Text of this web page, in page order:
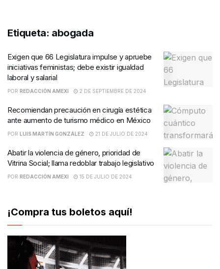
Etiqueta: abogada
Exigen que 66 Legislatura impulse y apruebe
iniciativas feministas; debe existir igualdad
laboral y salarial
POR REDACCIÓN AMEXI 2 DE SEPTIEMBRE DE 2024
Recomiendan precaución en cirugía estética
ante aumento de turismo médico en México
POR LUIS MARTÍN GONZÁLEZ 21 DE JULIO DE 2024
Abatir la violencia de género, prioridad de
Vitrina Social; llama redoblar trabajo legislativo
POR REDACCIÓN AMEXI 15 DE JULIO DE 2024
¡Compra tus boletos aquí!